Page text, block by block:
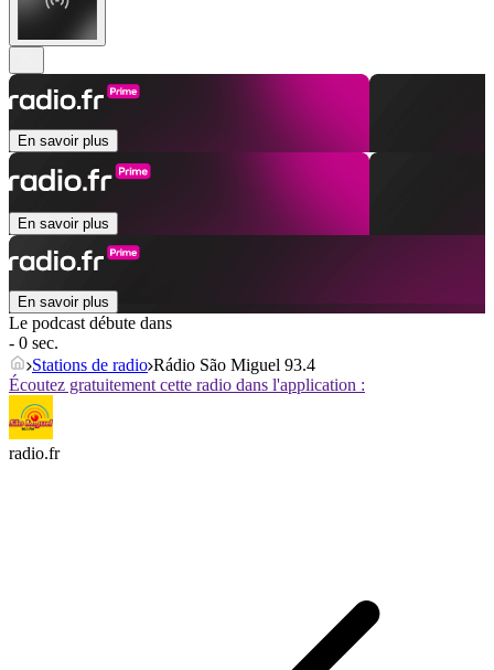
En savoir plus
En savoir plus
En savoir plus
Le podcast débute dans
- 0 sec.
Stations de radio Rádio São Miguel 93.4
Écoutez gratuitement cette radio dans l'application :
radio.fr